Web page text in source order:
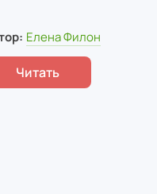
Елена Филон
Читать